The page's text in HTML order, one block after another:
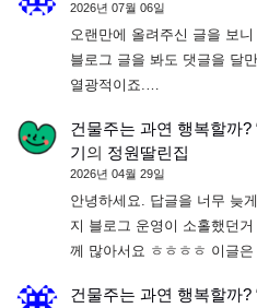
2026년 07월 06일
오랜만에 올려주신 글을 보
블로그 글을 봐도 댓글을 달
열광적이죠.…
건물주는 과연 행복할까?
기의 정원딸린집
2026년 04월 29일
안녕하세요. 답글을 너무 늦
지 블로그 운영이 소홀했던
께 많아서요 ㅎㅎㅎㅎ 이글은
건물주는 과연 행복할까?